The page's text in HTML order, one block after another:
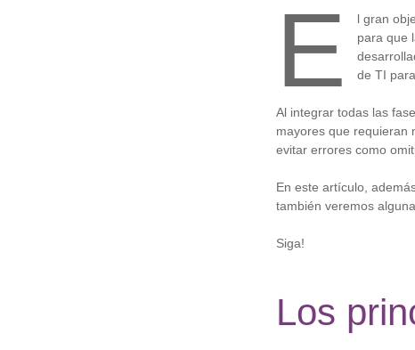
E l gran
para que
de TI
Al integrar todas las
mayores que requieran
evitar errores como
En este artículo,
también veremos
Siga!
Los